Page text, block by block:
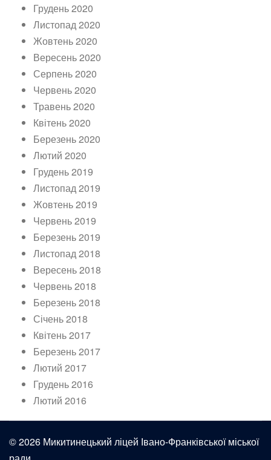
Грудень 2020
Листопад 2020
Жовтень 2020
Вересень 2020
Серпень 2020
Червень 2020
Травень 2020
Квітень 2020
Березень 2020
Лютий 2020
Грудень 2019
Листопад 2019
Жовтень 2019
Червень 2019
Березень 2019
Листопад 2018
Вересень 2018
Червень 2018
Березень 2018
Січень 2018
Квітень 2017
Березень 2017
Лютий 2017
Грудень 2016
Лютий 2016
© 2026 Микитинецький ліцей Івано-Франківської міської